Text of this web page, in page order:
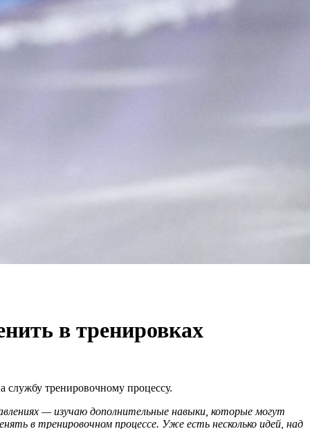
в тренировках
службу тренировочному процессу.
— изучаю дополнительные навыки, которые могут
в тренировочном процессе. Уже есть несколько идей, над